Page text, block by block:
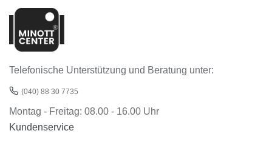
Telefonische Unterstützung und Beratung unter:
(040) 88 30 7735
Montag - Freitag: 08.00 - 16.00 Uhr
Kundenservice